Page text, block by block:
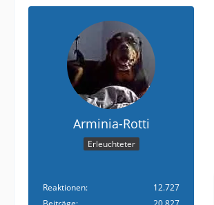
Arminia-Rotti
Erleuchteter
Reaktionen
12.727